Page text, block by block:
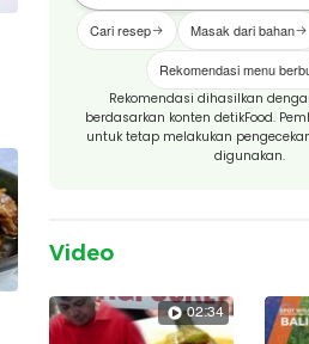
Cari resep Masak dari bahan
Rekomendasi menu
Rekomendasi dihasilkan
berdasarkan konten detikFood.
untuk tetap melakukan
digunakan.
Video
02:34